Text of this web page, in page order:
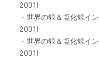
2031)
・世界の銀＆塩化銀イ
2031)
・世界の銀＆塩化銀イ
2031)